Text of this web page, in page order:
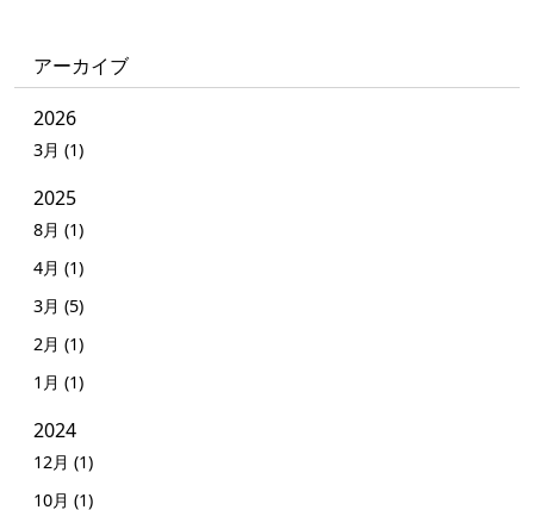
アーカイブ
2026
3月 (1)
2025
8月 (1)
4月 (1)
3月 (5)
2月 (1)
1月 (1)
2024
12月 (1)
10月 (1)